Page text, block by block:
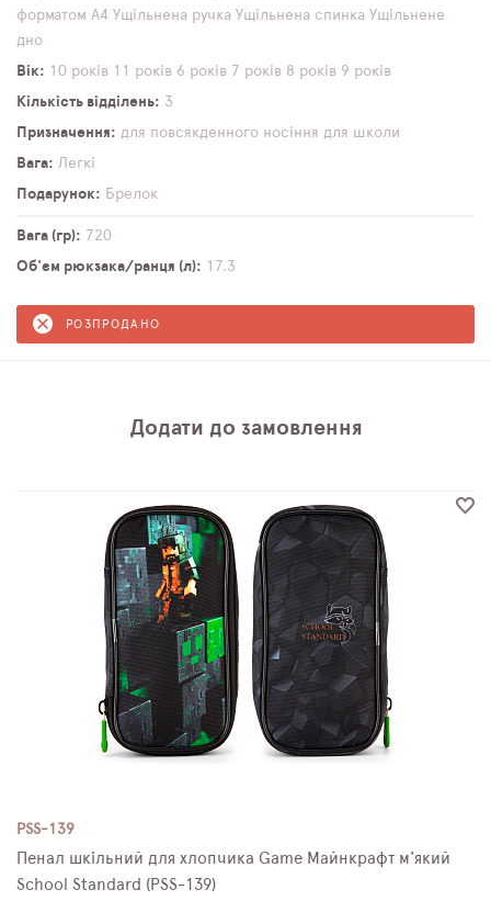
форматом А4 Ущільнена ручка Ущільнена спинка Ущільнене
дно
Вік
10 років 11 років 6 років 7 років 8 років 9 років
Кількість відділень
3
Призначення
для повсякденного носіння для школи
Вага
Легкі
Подарунок
Брелок
Вага (гр)
720
Об'єм рюкзака/ранця (л)
17,3
РОЗПРОДАНО
Додати до замовлення
PSS-139
Пенал шкільний для хлопчика Game Майнкрафт м'який
School Standard (PSS-139)